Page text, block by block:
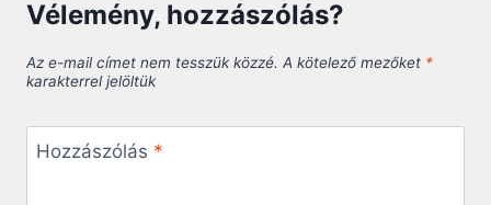
Vélemény, hozzászólás?
Az e-mail címet nem tesszük közzé. A kötelező mezőket *
karakterrel jelöltük
Hozzászólás *